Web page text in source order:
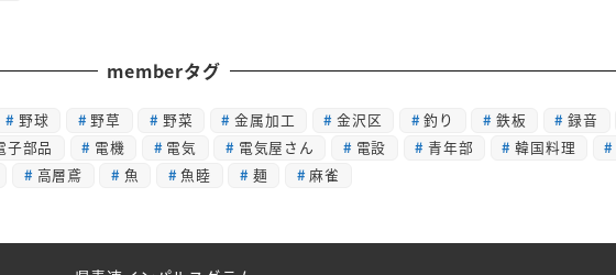
memberタグ
野球 野草 野菜 金属加工 金沢区 釣り 鉄板 録音
子部品 電機 電気 電気屋さん 電設 青年部 韓国料理
高層鳶 魚 魚睦 麺 麻雀